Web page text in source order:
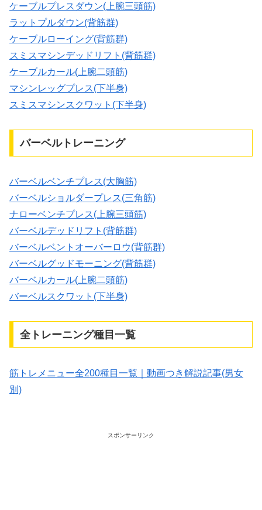
ケーブルプレスダウン(上腕三頭筋)
ラットプルダウン(背筋群)
ケーブルローイング(背筋群)
スミスマシンデッドリフト(背筋群)
ケーブルカール(上腕二頭筋)
マシンレッグプレス(下半身)
スミスマシンスクワット(下半身)
バーベルトレーニング
バーベルベンチプレス(大胸筋)
バーベルショルダープレス(三角筋)
ナローベンチプレス(上腕三頭筋)
バーベルデッドリフト(背筋群)
バーベルベントオーバーロウ(背筋群)
バーベルグッドモーニング(背筋群)
バーベルカール(上腕二頭筋)
バーベルスクワット(下半身)
全トレーニング種目一覧
筋トレメニュー全200種目一覧｜動画つき解説記事(男女
別)
スポンサーリンク